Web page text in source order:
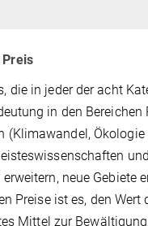
Preis
die in jeder der acht
in den
neue Gebiete
Preise ist es, den
Mittel zur